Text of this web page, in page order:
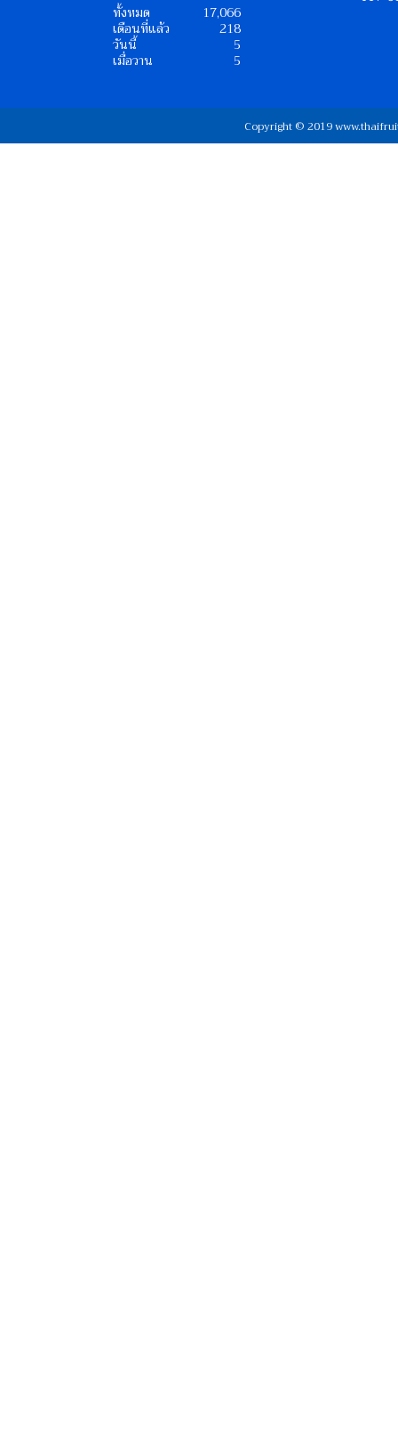
ทั้งหมด 17,066
เดือนที่แล้ว 218
วันนี้ 5
เมื่อวาน 5
Copyright © 2019